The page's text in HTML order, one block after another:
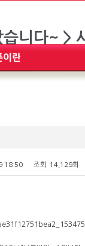
18:50 조회 14,129회